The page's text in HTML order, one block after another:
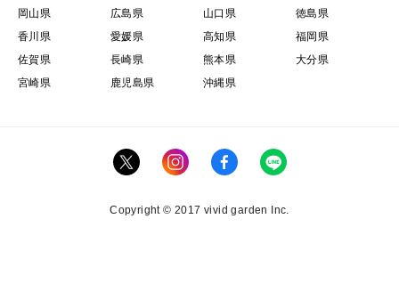
岡山県
広島県 山口県
徳島県
香川県
愛媛県 高知県
福岡県
佐賀県
長崎県 熊本県
大分県
宮崎県
鹿児島県 沖縄県
Copyright © 2017 vivid garden Inc.